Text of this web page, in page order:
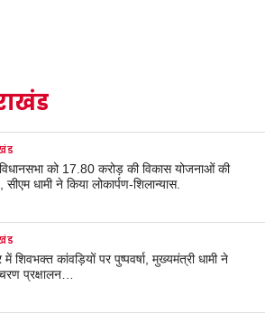
को 17.80 करोड़ की विकास योजनाओं की
सीएम धामी ने किया लोकार्पण-शिलान्यास.
में शिवभक्त कांवड़ियों पर पुष्पवर्षा, मुख्यमंत्री धामी ने
प्रक्षालन…